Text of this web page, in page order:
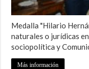
Medalla "Hilario
naturales o jurídicas
sociopolítica y
Más información